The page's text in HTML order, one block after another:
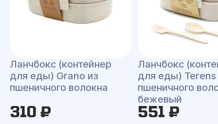
Ланчбокс (контейнер
для еды) Grano из
пшеничного волокна
310 ₽
Ланчбокс
для еды) Terens
пшеничного
бежевый
551 ₽